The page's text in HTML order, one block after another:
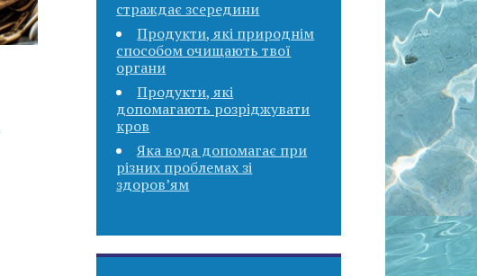
страждає зсередини
Продукти, які природнім
способом очищають твої
органи
Продукти, які
допомагають розріджувати
кров
Яка вода допомагає при
різних проблемах зі
здоров’ям